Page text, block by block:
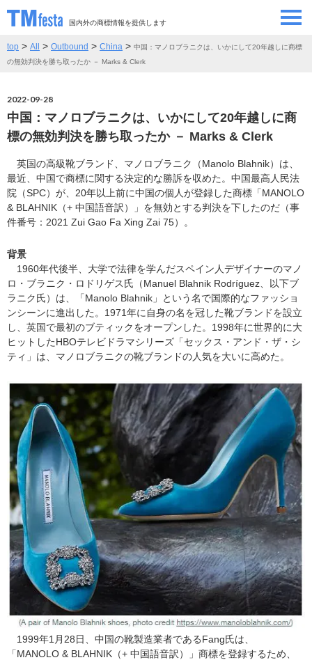
国内外の商標情報を提供します
SEMINAR/EVENT
CONTRIBUTORS 情報提供者
CONTACT お問い合わせ
top > All > Outbound > China > 中国：マノロブラニクは、いかにして20年越しに商標
の無効判決を勝ち取ったか － Marks & Clerk
2022-09-28
中国：マノロブラニクは、いかにして20年越しに商
標の無効判決を勝ち取ったか － Marks & Clerk
英国の高級靴ブランド、マノロブラニク（Manolo Blahnik）は、
最近、中国で商標に関する決定的な勝訴を収めた。中国最高人民法
院（SPC）が、20年以上前に中国の個人が登録した商標「MANOLO
& BLAHNIK（+ 中国語音訳）」を無効とする判決を下したのだ（事
件番号：2021 Zui Gao Fa Xing Zai 75）。
背景
1960年代後半、大学で法律を学んだスペイン人デザイナーのマノ
ロ・ブラニク・ロドリゲス氏（Manuel Blahnik Rodríguez、以下ブ
ラニク氏）は、「Manolo Blahnik」という名で国際的なファッショ
ンシーンに進出した。1971年に自身の名を冠した靴ブランドを設立
し、英国で最初のブティックをオープンした。1998年に世界的に大
ヒットしたHBOテレビドラマシリーズ「セックス・アンド・ザ・シ
ティ」は、マノロブラニクの靴ブランドの人気を大いに高めた。
1999年1月28日、中国の靴製造業者であるFang氏は、
「MANOLO & BLAHNIK（+ 中国語音訳）」商標を登録するため、